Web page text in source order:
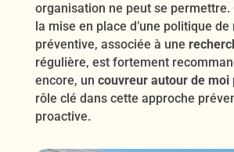
organisation ne peut se permettre.
la mise en place d’une politique
préventive, associée à une
régulière, est fortement
encore, un couvreur autour de moi
rôle clé dans cette approche
proactive.